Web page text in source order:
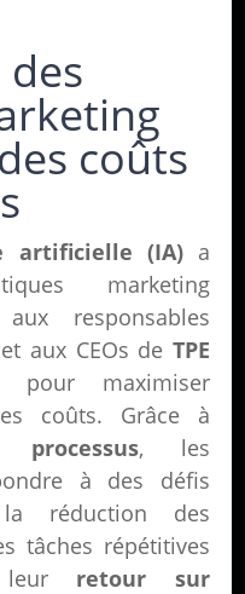
coûts
artificielle (IA)a
marketing
responsables
aux CEOs de TPE
pour maximiser
coûts. Grâce à
, les
à des défis
réduction des
tâches répétitives
leur retour sur